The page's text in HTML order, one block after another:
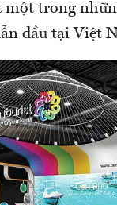
một trong
đầu tại Việt